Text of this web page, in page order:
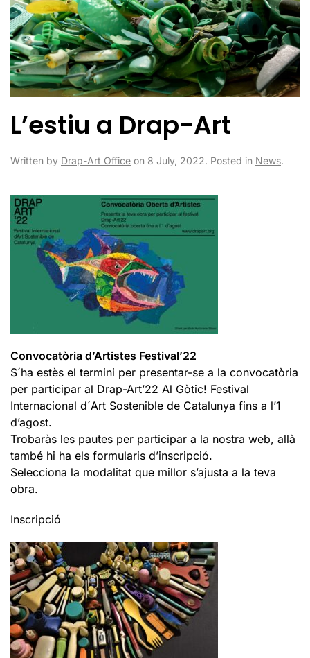
L’estiu a Drap-Art
Written by Drap-Art Office on 8 July, 2022. Posted in News.
Convocatòria d’Artistes Festival’22
S´ha estès el termini per presentar-se a la convocatòria
per participar al Drap-Art’22 Al Gòtic! Festival
Internacional d´Art Sostenible de Catalunya fins a l’1
d’agost.
Trobaràs les pautes per participar a la nostra web, allà
també hi ha els formularis d’inscripció.
Selecciona la modalitat que millor s’ajusta a la teva
obra.
Inscripció